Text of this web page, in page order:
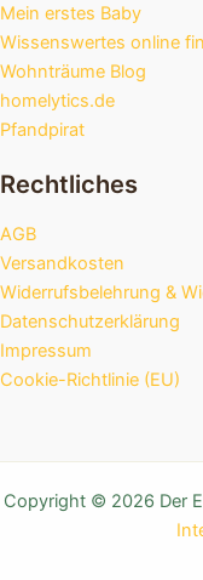
Mein erstes Baby
Wissenswertes online
Wohnträume Blog
homelytics.de
Pfandpirat
Rechtliches
AGB
Versandkosten
Widerrufsbelehrung &
Datenschutzerklärung
Impressum
Cookie-Richtlinie (EU)
Copyright © 2026 Der